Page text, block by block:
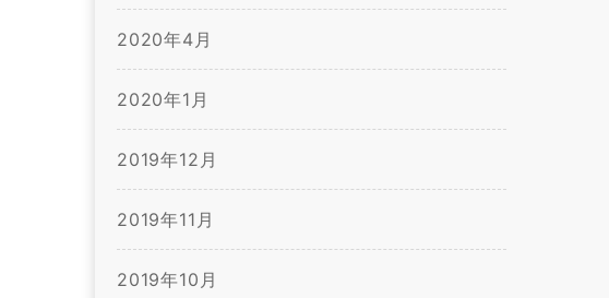
2020年4月
2020年1月
2019年12月
2019年11月
2019年10月